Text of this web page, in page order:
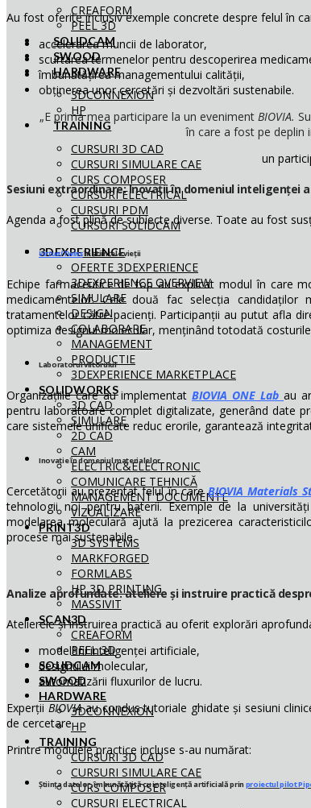
CREAFORM
PEEL 3D
SOLIDCAM
SWOOD
HARDWARE
3DCONNEXION
HP
TRAINING
CURSURI 3D CAD
CURSURI SIMULARE CAE
CURS COMPOSER
CURSURI ELECTRICAL
CURSURI PDM
CURSURI SOLIDCAM
3DEXPERIENCE
OFERTE 3DEXPERIENCE
3DEXPERIENCE OVERVIEW
SIMULARE
DESIGN
COLABORARE
MANAGEMENT
PRODUCTIE
3DEXPERIENCE MARKETPLACE
SOLIDWORKS
3D CAD
SIMULARE
2D CAD
CAM
ELECTRIC&ELECTRONIC
COMUNICARE TEHNICĂ
MANAGEMENT DOCUMENTE
VIZUALIZARE
PRINT3D
3D SYSTEMS
MARKFORGED
FORMLABS
HP 3D PRINTING
MASSIVIT
SCAN3D
CREAFORM
PEEL 3D
SOLIDCAM
SWOOD
HARDWARE
3DCONNEXION
HP
TRAINING
CURSURI 3D CAD
CURSURI SIMULARE CAE
CURS COMPOSER
CURSURI ELECTRICAL
Au fost oferite inclusiv exemple concrete despre felul în
accelerarea muncii de laborator,
scurtarea termenelor pentru descoperirea
îmbunătățirea managementului calității,
obținerea unor cercetări și dezvoltări sustenabile.
„E prima mea participare la un eveniment BIOVIA.
în care a fost pe deplin
un
Sesiuni extraordinare: Inovații în domeniul inteligenței
Agenda a fost plină de subiecte diverse. Toate au fost
Virtual Twinsîn științele vieții
Echipe farmaceutice de top au explicat modul în care
medicamentelor. Cele două fac selecția candidaților
tratamentelor către pacienți. Participanții au putut afla
optimiza designul molecular, menținând totodată
Laboratorul viitorului
Organizațiile care au implementatBIOVIA ONE Labau
pentru laboratoare complet digitalizate, generând date
care sistemele unificate reduc erorile, garantează
Inovație în domeniul materialelor
Cercetătorii au prezentat felul în careBIOVIA Materials
tehnologii noi pentru baterii. Exemple de la
modelarea moleculară ajută la prezicerea
procese mai sustenabile.
Analize aprofundate: ateliere și instruire practică
Atelierele și instruirea practică au oferit explorări
modelării inteligenței artificiale,
designului molecular,
automatizării fluxurilor de lucru.
Experții BIOVIAau condus tutoriale ghidate și sesiuni
de cercetare.
Printre modulele practice incluse s-au numărat:
Știința datelor, îmbunătățită cu inteligență artificială prin proiectul pilot